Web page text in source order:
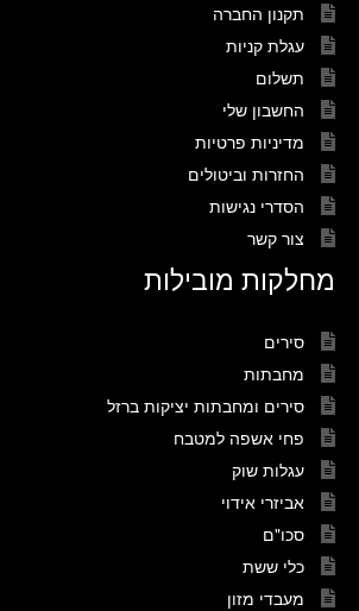
תקנון החברה
עגלת קניות
תשלום
החשבון שלי
מדיניות פרטיות
החזרות וביטולים
הסדרי נגישות
צור קשר
מחלקות מובילות
סירים
מחבתות
סירים ומחבתות יציקות ברזל
פחי אשפה למטבח
עגלות שוק
אביזרי אידוי
סכו"ם
כלי ששת
מעבדי מזון